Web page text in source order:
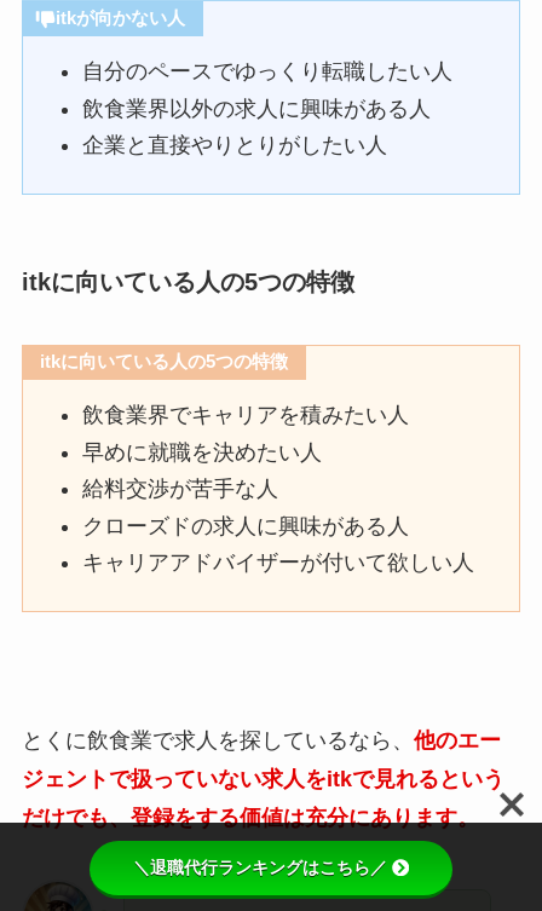
itkが向かない人
自分のペースでゆっくり転職したい人
飲食業界以外の求人に興味がある人
企業と直接やりとりがしたい人
itkに向いている人の5つの特徴
itkに向いている人の5つの特徴
飲食業界でキャリアを積みたい人
早めに就職を決めたい人
給料交渉が苦手な人
クローズドの求人に興味がある人
キャリアアドバイザーが付いて欲しい人
とくに飲食業で求人を探しているなら、 他のエー
ジェントで扱っていない求人をitkで見れるという
だけでも、登録をする価値は充分にあります。
＼退職代行ランキングはこちら／